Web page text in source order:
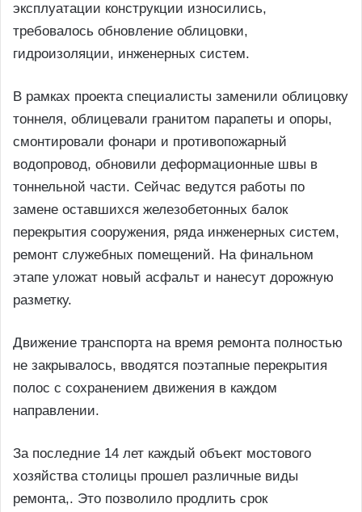
эксплуатации конструкции износились,
требовалось обновление облицовки,
гидроизоляции, инженерных систем.
В рамках проекта специалисты заменили облицовку
тоннеля, облицевали гранитом парапеты и опоры,
смонтировали фонари и противопожарный
водопровод, обновили деформационные швы в
тоннельной части. Сейчас ведутся работы по
замене оставшихся железобетонных балок
перекрытия сооружения, ряда инженерных систем,
ремонт служебных помещений. На финальном
этапе уложат новый асфальт и нанесут дорожную
разметку.
Движение транспорта на время ремонта полностью
не закрывалось, вводятся поэтапные перекрытия
полос с сохранением движения в каждом
направлении.
За последние 14 лет каждый объект мостового
хозяйства столицы прошел различные виды
ремонта,. Это позволило продлить срок